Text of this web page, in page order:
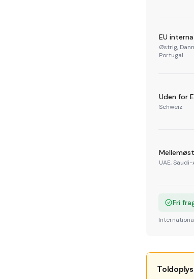
EU
Østrig,
Portugal
Uden for
Schweiz
UAE,
Fri